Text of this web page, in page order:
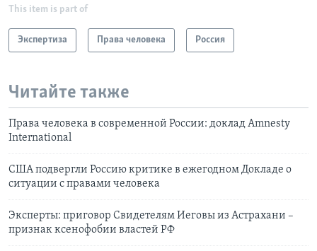
This item is part of
Экспертиза Права человека Россия
Читайте также
Права человека в современной России: доклад Amnesty
International
США подвергли Россию критике в ежегодном Докладе о
ситуации с правами человека
Эксперты: приговор Свидетелям Иеговы из Астрахани –
признак ксенофобии властей РФ